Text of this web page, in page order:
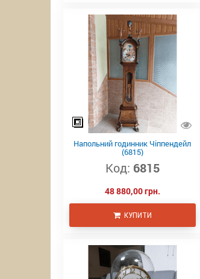
Напольний годинник Чіппендейл
(6815)
Код: 6815
48 880,00 грн.
КУПИТИ